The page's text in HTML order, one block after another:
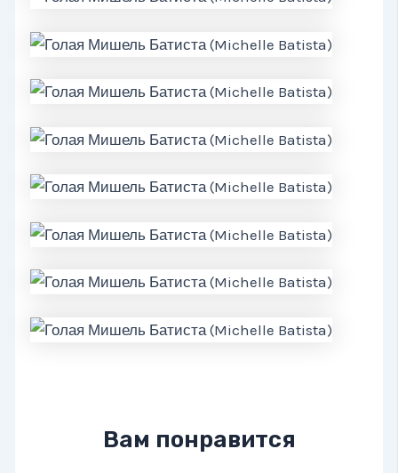
Вам понравится